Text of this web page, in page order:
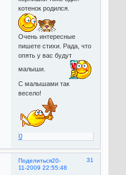
котенок родился.
Очень интересные
пишете стихи. Рада, что
опять у вас будут
малыши.
С малышами так
весело!
0
Поделиться 31
20-
11-2009 22:55:48